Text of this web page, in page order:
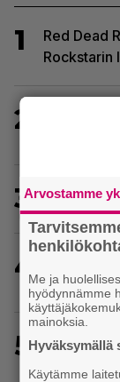
1
Red Dead
Rockstarin
2
tärkein
3 Wreckfest
4
kuussa –
5
30-
Arvostamme
Me ja
hyödynnämme
mainoksia.
Hyväksymällä
Käytämme